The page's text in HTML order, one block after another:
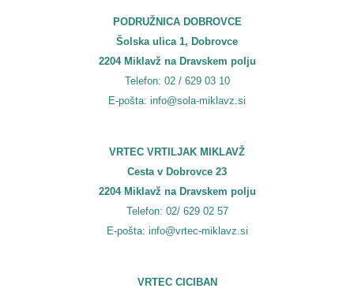
PODRUŽNICA DOBROVCE
Šolska ulica 1, Dobrovce
2204 Miklavž na Dravskem polju
Telefon: 02 / 629 03 10
E-pošta: info@sola-miklavz.si
VRTEC VRTILJAK MIKLAVŽ
Cesta v Dobrovce 23
2204 Miklavž na Dravskem polju
Telefon: 02/ 629 02 57
E-pošta: info@vrtec-miklavz.si
VRTEC CICIBAN